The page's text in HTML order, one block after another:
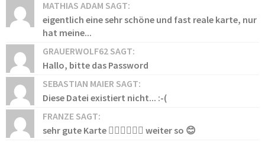
MATHIAS ADAM SAGT:
eigentlich eine sehr schöne und fast reale karte, nur
hat meine...
GRAUERWOLF62 SAGT:
Hallo, bitte das Password
SEBASTIAN MAIER SAGT:
Diese Datei existiert nicht... :-(
FRANZE SAGT:
sehr gute Karte 👍🏻👍🏻👍🏻 weiter so 😊